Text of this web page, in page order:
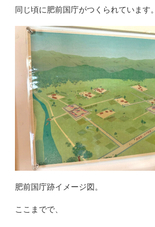
同じ頃に肥前国庁がつくられています。
肥前国庁跡イメージ図。
ここまでで、